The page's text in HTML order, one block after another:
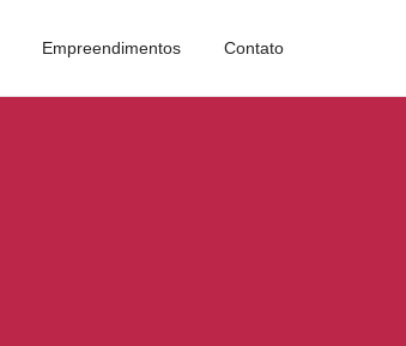
Empreendimentos Contato